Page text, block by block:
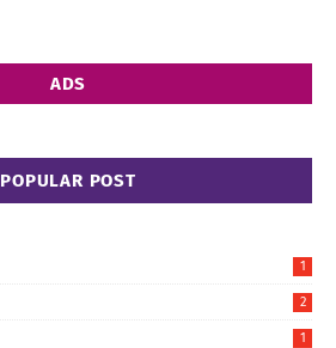
ADS
POPULAR POST
1
2
1